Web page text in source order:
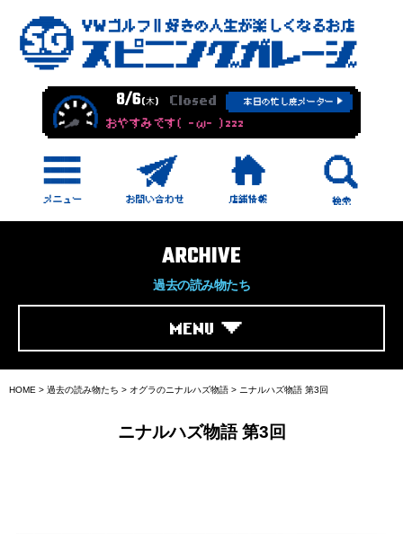
8/6(木) Closed 本日の忙し度メーター
おやすみです( -ω- )zzz
ARCHIVE
過去の読み物たち
MENU
HOME > 過去の読み物たち > オグラのニナルハズ物語 > ニナルハズ物語 第3回
ニナルハズ物語 第3回